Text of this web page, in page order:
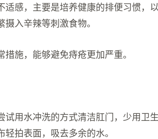
适感，主要是培养健康的排便习惯，
摄入辛辣等刺激食物。
措施，能够避免痔疮更加严重。
试用水冲洗的方式清洁肛门，少用卫
轻拍表面，吸去多余的水。